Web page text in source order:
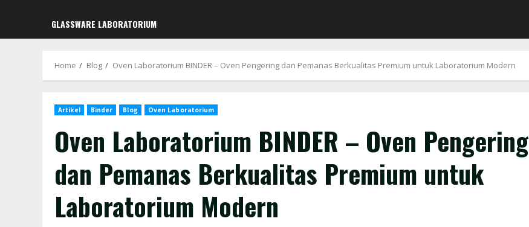
GLASSWARE LABORATORIUM
Home Blog Oven Laboratorium BINDER – Oven Pengering dan Pemanas Berkualitas Premium untuk Laboratorium Modern
Artikel Binder Blog Oven Laboratorium
Oven Laboratorium BINDER – Oven Pengering
dan Pemanas Berkualitas Premium untuk
Laboratorium Modern